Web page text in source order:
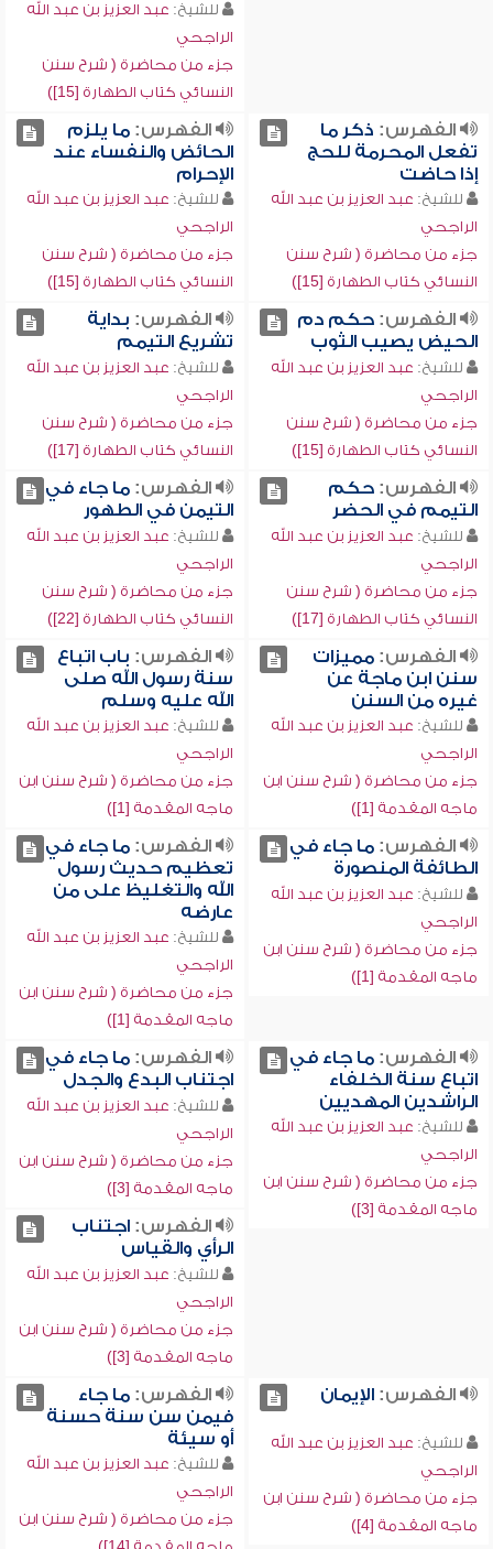
للشيخ: عبد العزيز بن عبد الله
الراجحي
جزء من محاضرة ( شرح سنن
النسائي كتاب الطهارة [15])
الفهرس: ذكر ما
تفعل المحرمة للحج
إذا حاضت
للشيخ: عبد العزيز بن عبد الله
الراجحي
جزء من محاضرة ( شرح سنن
النسائي كتاب الطهارة [15])
الفهرس:ما يلزم
الحائض والنفساء عند
الإحرام
للشيخ: عبد العزيز بن عبد الله
الراجحي
جزء من محاضرة ( شرح سنن
النسائي كتاب الطهارة [15])
الفهرس:حكم دم
الحيض يصيب الثوب
للشيخ: عبد العزيز بن عبد الله
الراجحي
جزء من محاضرة ( شرح سنن
النسائي كتاب الطهارة [15])
الفهرس: بداية
تشريع التيمم
للشيخ: عبد العزيز بن عبد الله
الراجحي
جزء من محاضرة ( شرح سنن
النسائي كتاب الطهارة [17])
الفهرس:حكم
التيمم في الحضر
للشيخ: عبد العزيز بن عبد الله
الراجحي
جزء من محاضرة ( شرح سنن
النسائي كتاب الطهارة [17])
الفهرس:ما جاء في
التيمن في الطهور
للشيخ: عبد العزيز بن عبد الله
الراجحي
جزء من محاضرة ( شرح سنن
النسائي كتاب الطهارة [22])
الفهرس:مميزات
سنن ابن ماجة عن
غيره من السنن
للشيخ: عبد العزيز بن عبد الله
الراجحي
جزء من محاضرة ( شرح سنن ابن
ماجه المقدمة [1])
الفهرس: باب اتباع
سنة رسول الله صلى
الله عليه وسلم
للشيخ: عبد العزيز بن عبد الله
الراجحي
جزء من محاضرة ( شرح سنن ابن
ماجه المقدمة [1])
الفهرس:ما جاء في
الطائفة المنصورة
للشيخ: عبد العزيز بن عبد الله
الراجحي
جزء من محاضرة ( شرح سنن ابن
ماجه المقدمة [1])
الفهرس:ما جاء في
تعظيم حديث رسول
الله والتغليظ على من
عارضه
للشيخ: عبد العزيز بن عبد الله
الراجحي
جزء من محاضرة ( شرح سنن ابن
ماجه المقدمة [1])
الفهرس:ما جاء في
اتباع سنة الخلفاء
الراشدين المهديين
للشيخ: عبد العزيز بن عبد الله
الراجحي
جزء من محاضرة ( شرح سنن ابن
ماجه المقدمة [3])
الفهرس:ما جاء في
اجتناب البدع والجدل
للشيخ: عبد العزيز بن عبد الله
الراجحي
جزء من محاضرة ( شرح سنن ابن
ماجه المقدمة [3])
الفهرس:اجتناب
الرأي والقياس
للشيخ: عبد العزيز بن عبد الله
الراجحي
جزء من محاضرة ( شرح سنن ابن
ماجه المقدمة [3])
الفهرس:الإيمان
للشيخ: عبد العزيز بن عبد الله
الراجحي
جزء من محاضرة ( شرح سنن ابن
ماجه المقدمة [4])
الفهرس:ما جاء
فيمن سن سنة حسنة
أو سيئة
للشيخ: عبد العزيز بن عبد الله
الراجحي
جزء من محاضرة ( شرح سنن ابن